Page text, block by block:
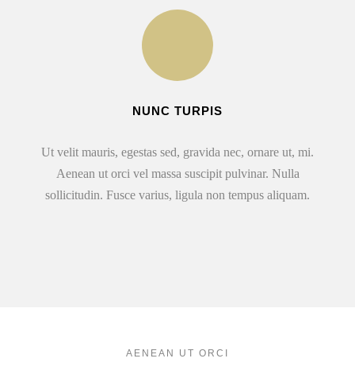
NUNC TURPIS
Ut velit mauris, egestas sed, gravida nec, ornare ut, mi.
Aenean ut orci vel massa suscipit pulvinar. Nulla
sollicitudin. Fusce varius, ligula non tempus aliquam.
AENEAN UT ORCI